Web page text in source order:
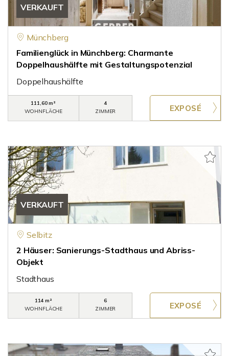
VERKAUFT
Münchberg
Familienglück in Münchberg: Charmante
Doppelhaushälfte mit Gestaltungspotenzial
Doppelhaushälfte
111,60 m²
WOHNFLÄCHE
4
ZIMMER
VERKAUFT
Selbitz
2 Häuser: Sanierungs-Stadthaus und Abriss-
Objekt
Stadthaus
114 m²
WOHNFLÄCHE
6
ZIMMER